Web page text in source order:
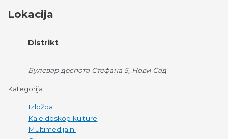
Lokacija
Distrikt
Булевар деспота Стефана 5, Нови Сад
Kategorija
Izložba
Kaleidoskop kulture
Multimedijalni